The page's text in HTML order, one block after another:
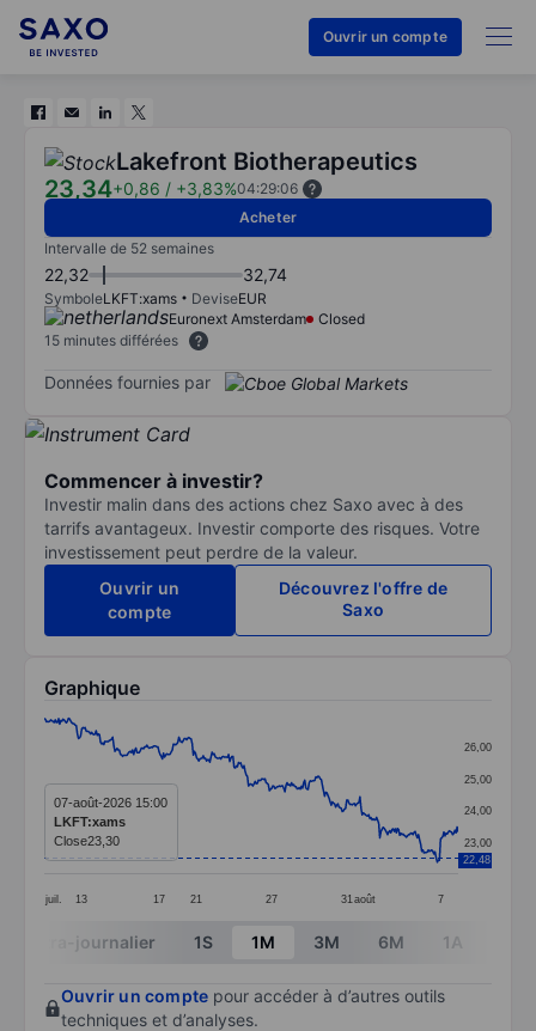
Ouvrir un compte
Lakefront Biotherapeutics
23,34+0,86 / +3,83%04:29:06
Acheter
Intervalle de 52 semaines
22,32 32,74
SymboleLKFT:xams DeviseEUR
Euronext Amsterdam
Closed
15 minutes différées
Données fournies par
Commencer à investir?
Investir malin dans des actions chez Saxo avec à des
tarrifs avantageux. Investir comporte des risques. Votre
investissement peut perdre de la valeur.
Ouvrir un
compte
Découvrez l'offre de
Saxo
Graphique
Line chart with 376 data points.
The chart has 1 X axis displaying categories.
The chart has 1 Y axis displaying values. Data
juil. 13 17 21 27 31 août 7
23,00
24,00
25,00
26,00
22,48
07-août-2026 15:00
LKFT:xams
Close23,30
End of interactive chart.
Intra-journalier 1S 1M 3M 6M 1A
Ouvrir un compte pour accéder à d’autres outils
techniques et d’analyses.